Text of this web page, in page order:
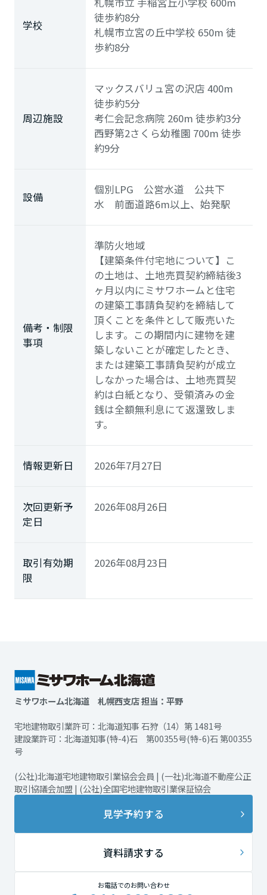
学校
徒歩約8分
札幌市立宮の丘中学校 650m 徒
歩約8分
周辺施設
マックスバリュ宮の沢店400m
徒歩約5分
考仁会記念病院 260m 徒歩約3分
西野第2さくら幼稚園 700m 徒歩
約9分
設備
個別LPG 公営水道 公共下
水 前面道路6m以上、始発駅
備考・制限
事項
準防火地域
【建築条件付宅地について】こ
の土地は、土地売買契約締結後3
ヶ月以内にミサワホームと住宅
の建築工事請負契約を締結して
頂くことを条件として販売いた
します。この期間内に建物を建
築しないことが確定したとき、
または建築工事請負契約が成立
しなかった場合は、土地売買契
約は白紙となり、受領済みの金
銭は全額無利息にて返還致しま
す。
情報更新日 2026年7月27日
次回更新予
定日
2026年08月26日
取引有効期
限
2026年08月23日
ミサワホーム北海道 札幌西支店 担当：平野
宅地建物取引業許可：北海道知事 石狩（14）第 1481号
建設業許可：北海道知事(特-4)石 第00355号(特-6)石 第00355
号
(公社)北海道宅地建物取引業協会会員 | (一社)北海道不動産公正
取引協議会加盟 | (公社)全国宅地建物取引業保証協会
見学予約する
資料請求する
お電話でのお問い合わせ